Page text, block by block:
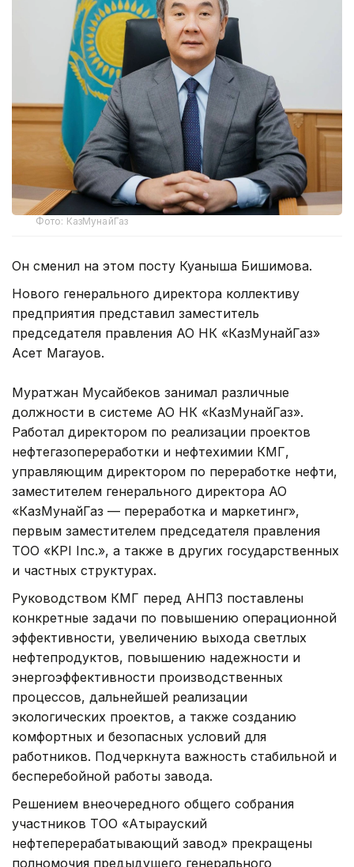
Фото: КазМунайГаз
Он сменил на этом посту Куаныша Бишимова.
Нового генерального директора коллективу
предприятия представил заместитель
председателя правления АО НК «КазМунайГаз»
Асет Магауов.
Муратжан Мусайбеков занимал различные
должности в системе АО НК «КазМунайГаз».
Работал директором по реализации проектов
нефтегазопереработки и нефтехимии КМГ,
управляющим директором по переработке нефти,
заместителем генерального директора АО
«КазМунайГаз — переработка и маркетинг»,
первым заместителем председателя правления
ТОО «KPI Inc.», а также в других государственных
и частных структурах.
Руководством КМГ перед АНПЗ поставлены
конкретные задачи по повышению операционной
эффективности, увеличению выхода светлых
нефтепродуктов, повышению надежности и
энергоэффективности производственных
процессов, дальнейшей реализации
экологических проектов, а также созданию
комфортных и безопасных условий для
работников. Подчеркнута важность стабильной и
бесперебойной работы завода.
Решением внеочередного общего собрания
участников ТОО «Атырауский
нефтеперерабатывающий завод» прекращены
полномочия предыдущего генерального